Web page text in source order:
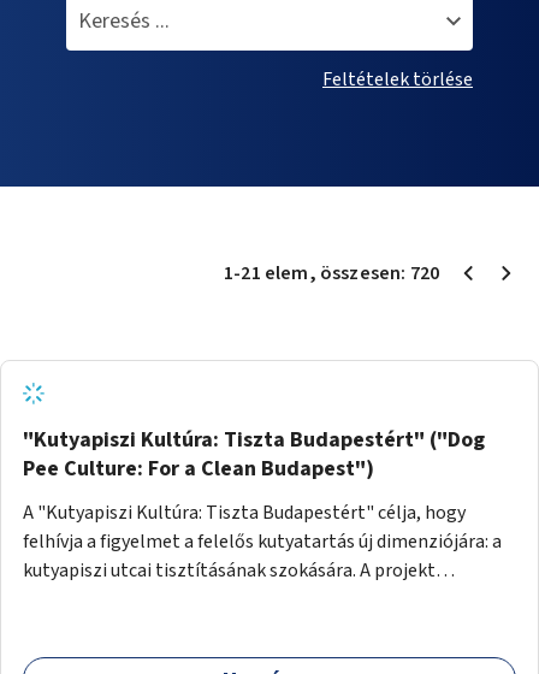
Feltételek törlése
1-21 elem, összesen: 720
"Kutyapiszi Kultúra: Tiszta Budapestért" ("Dog
Pee Culture: For a Clean Budapest")
A "Kutyapiszi Kultúra: Tiszta Budapestért" célja, hogy
felhívja a figyelmet a felelős kutyatartás új dimenziójára: a
kutyapiszi utcai tisztításának szokására. A projekt
palack vízzel öblítsék le azt, ezzel hozzájárulva a tiszta,